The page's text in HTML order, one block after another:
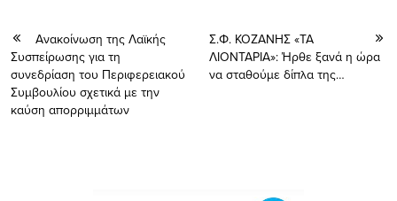
Ανακοίνωση της Λαϊκής
Συσπείρωσης για τη
συνεδρίαση του Περιφερειακού
Συμβουλίου σχετικά με την
καύση απορριμμάτων
Σ.Φ. ΚΟΖΑΝΗΣ «ΤΑ
ΛΙΟΝΤΑΡΙΑ»: Ήρθε ξανά η ώρα
να σταθούμε δίπλα της…